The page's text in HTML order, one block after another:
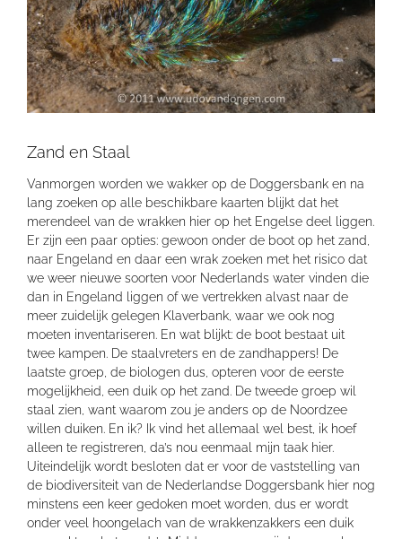
Zand en Staal
Vanmorgen worden we wakker op de Doggersbank en na
lang zoeken op alle beschikbare kaarten blijkt dat het
merendeel van de wrakken hier op het Engelse deel liggen.
Er zijn een paar opties: gewoon onder de boot op het zand,
naar Engeland en daar een wrak zoeken met het risico dat
we weer nieuwe soorten voor Nederlands water vinden die
dan in Engeland liggen of we vertrekken alvast naar de
meer zuidelijk gelegen Klaverbank, waar we ook nog
moeten inventariseren. En wat blijkt: de boot bestaat uit
twee kampen. De staalvreters en de zandhappers! De
laatste groep, de biologen dus, opteren voor de eerste
mogelijkheid, een duik op het zand. De tweede groep wil
staal zien, want waarom zou je anders op de Noordzee
willen duiken. En ik? Ik vind het allemaal wel best, ik hoef
alleen te registreren, da’s nou eenmaal mijn taak hier.
Uiteindelijk wordt besloten dat er voor de vaststelling van
de biodiversiteit van de Nederlandse Doggersbank hier nog
minstens een keer gedoken moet worden, dus er wordt
onder veel hoongelach van de wrakkenzakkers een duik